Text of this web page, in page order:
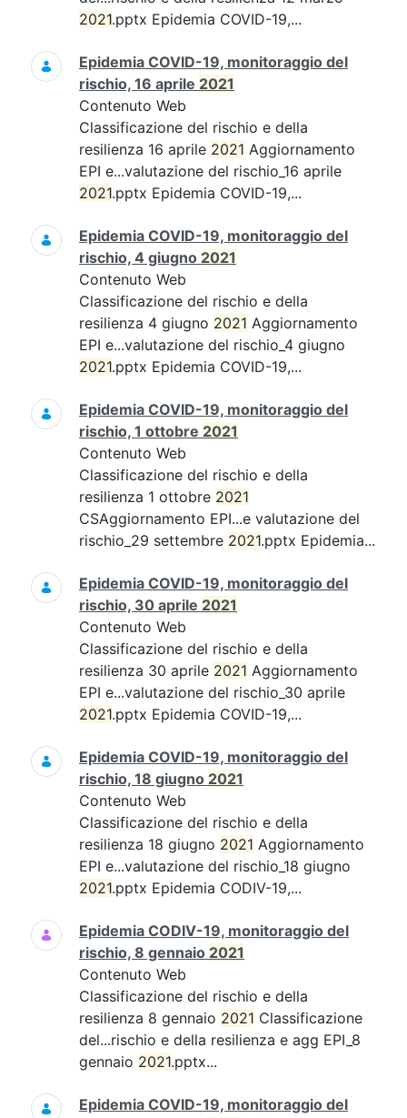
2021.pptx Epidemia COVID-19,...
Epidemia COVID-19, monitoraggio del
rischio, 16 aprile 2021
Contenuto Web
Classificazione del rischio e della
resilienza 16 aprile 2021 Aggiornamento
EPI e...valutazione del rischio_16 aprile
2021.pptx Epidemia COVID-19,...
Epidemia COVID-19, monitoraggio del
rischio, 4 giugno 2021
Contenuto Web
Classificazione del rischio e della
resilienza 4 giugno 2021 Aggiornamento
EPI e...valutazione del rischio_4 giugno
2021.pptx Epidemia COVID-19,...
Epidemia COVID-19, monitoraggio del
rischio, 1 ottobre 2021
Contenuto Web
Classificazione del rischio e della
resilienza 1 ottobre 2021
CSAggiornamento EPI...e valutazione del
rischio_29 settembre 2021.pptx Epidemia...
Epidemia COVID-19, monitoraggio del
rischio, 30 aprile 2021
Contenuto Web
Classificazione del rischio e della
resilienza 30 aprile 2021 Aggiornamento
EPI e...valutazione del rischio_30 aprile
2021.pptx Epidemia COVID-19,...
Epidemia COVID-19, monitoraggio del
rischio, 18 giugno 2021
Contenuto Web
Classificazione del rischio e della
resilienza 18 giugno 2021 Aggiornamento
EPI e...valutazione del rischio_18 giugno
2021.pptx Epidemia CODIV-19,...
Epidemia CODIV-19, monitoraggio del
rischio, 8 gennaio 2021
Contenuto Web
Classificazione del rischio e della
resilienza 8 gennaio 2021 Classificazione
del...rischio e della resilienza e agg EPI_8
gennaio 2021.pptx...
Epidemia COVID-19, monitoraggio del